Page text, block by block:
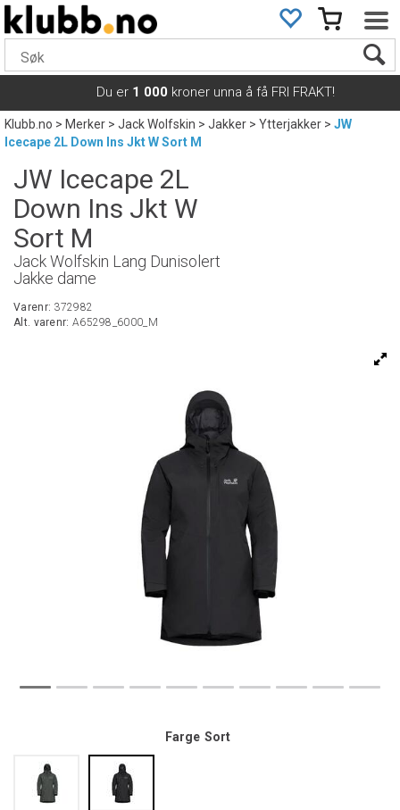
Du er 1 000 kroner unna å få FRI FRAKT!
Klubb.no>Merker>Jack Wolfskin>Jakker>Ytterjakker>JW
Icecape 2L Down Ins Jkt W Sort M
JW Icecape 2L
Down Ins Jkt W
Sort M
Jack Wolfskin Lang Dunisolert
Jakke dame
Varenr: 372982
Alt. varenr: A65298_6000_M
Farge Sort